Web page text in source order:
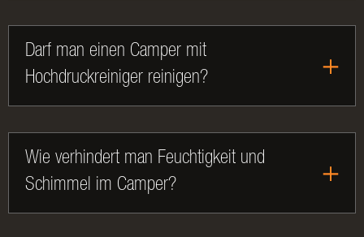
Darf man einen Camper mit
Hochdruckreiniger reinigen?
Wie verhindert man Feuchtigkeit und
Schimmel im Camper?